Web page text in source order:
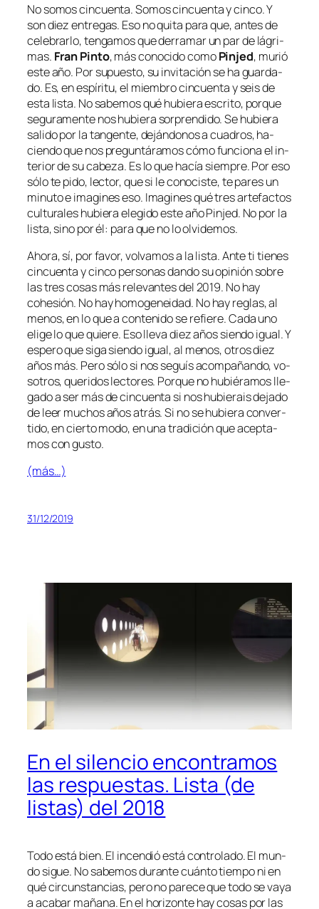
No so­mos cin­cuen­ta. Somos cin­cuen­ta y cin­co. Y
son diez en­tre­gas. Eso no qui­ta pa­ra que, an­tes de
ce­le­brar­lo, ten­ga­mos que de­rra­mar un par de lá­gri­
mas. Fran Pinto, más co­no­ci­do co­moPinjed, mu­rió
es­te año. Por su­pues­to, su in­vi­ta­ción se ha guar­da­
do. Es, en es­pí­ri­tu, el miem­bro cin­cuen­ta y seis de
es­ta lis­ta. No sa­be­mos qué hu­bie­ra es­cri­to, por­que
se­gu­ra­men­te nos hu­bie­ra sor­pren­di­do. Se hu­bie­ra
sa­li­do por la tan­gen­te, de­ján­do­nos a cua­dros, ha­
cien­do que nos pre­gun­tá­ra­mos có­mo fun­cio­na el in­
te­rior de su ca­be­za. Es lo que ha­cía siem­pre. Por eso
só­lo te pi­do, lec­tor, que si le co­no­cis­te, te pa­res un
mi­nu­to e ima­gi­nes eso. Imagines qué tres ar­te­fac­tos
cul­tu­ra­les hu­bie­ra ele­gi­do es­te año Pinjed. No por la
lis­ta, sino por él: pa­ra que no lo olvidemos.
Ahora, sí, por fa­vor, vol­va­mos a la lis­ta. Ante ti tie­nes
cin­cuen­ta y cin­co per­so­nas dan­do su opi­nión so­bre
las tres co­sas más re­le­van­tes del 2019. No hay
cohe­sión. No hay ho­mo­ge­nei­dad. No hay re­glas, al
me­nos, en lo que a con­te­ni­do se re­fie­re. Cada uno
eli­ge lo que quie­re. Eso lle­va diez años sien­do igual. Y
es­pe­ro que si­ga sien­do igual, al me­nos, otros diez
años más. Pero só­lo si nos se­guís acom­pa­ñan­do, vo­
so­tros, que­ri­dos lec­to­res. Porque no hu­bié­ra­mos lle­
ga­do a ser más de cin­cuen­ta si nos hu­bie­rais de­ja­do
de leer mu­chos años atrás. Si no se hu­bie­ra con­ver­
ti­do, en cier­to mo­do, en una tra­di­ción que acep­ta­
mos con gusto.
(más…)
31/12/2019
En el silencio encontramos
las respuestas. Lista (de
listas) del 2018
Todo es­tá bien. El in­cen­dió es­tá con­tro­la­do. El mun­
do si­gue. No sa­be­mos du­ran­te cuán­to tiem­po ni en
qué cir­cuns­tan­cias, pe­ro no pa­re­ce que to­do se va­ya
a aca­bar ma­ña­na. En el ho­ri­zon­te hay co­sas por las